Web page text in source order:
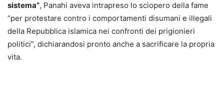
sistema”, Panahi aveva intrapreso lo sciopero della fame
“per protestare contro i comportamenti disumani e illegali
della Repubblica islamica nei confronti dei prigionieri
politici”, dichiarandosi pronto anche a sacrificare la propria
vita.